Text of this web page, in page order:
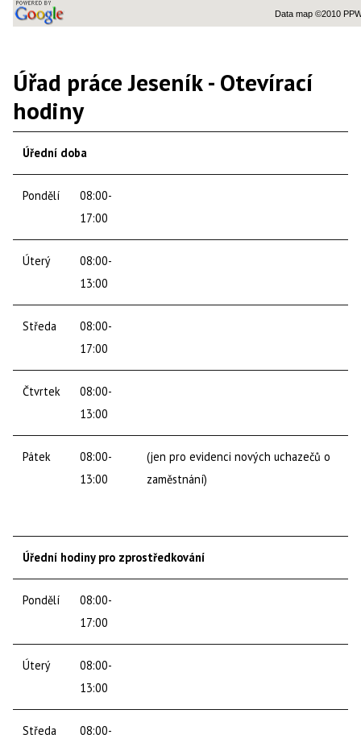
Data map ©2010
Úřad práce Jeseník - Otevírací
hodiny
Úřední doba
Pondělí
08:00-
17:00
Úterý
08:00-
13:00
Středa
08:00-
17:00
Čtvrtek
08:00-
13:00
Pátek
08:00-
13:00
(jen pro evidenci nových uchazečů o
zaměstnání)
Úřední hodiny pro zprostředkování
Pondělí
08:00-
17:00
Úterý
08:00-
13:00
Středa
08:00-